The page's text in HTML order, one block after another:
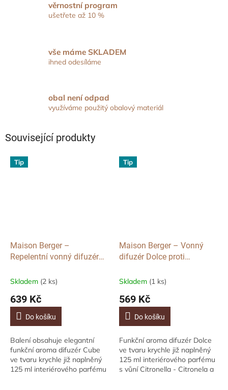
věrnostní program
ušetřete až 10 %
vše máme SKLADEM
ihned odesíláme
obal není odpad
využíváme použitý obalový materiál
Související produkty
Tip
Maison Berger –
Repelentní vonný difuzér
Zest, 125ml
Skladem (2 ks)
639 Kč
Do košíku
Balení obsahuje elegantní
funkční aroma difuzér Cube
ve tvaru krychle již naplněný
125 ml interiérového parfému
Tip
Maison Berger – Vonný
difuzér Dolce proti
125ml
Skladem (1 ks)
569 Kč
Do košíku
Funkční aroma difuzér Dolce
ve tvaru krychle již naplněný
125 ml interiérového parfému
s vůní Citronella - Citronela a